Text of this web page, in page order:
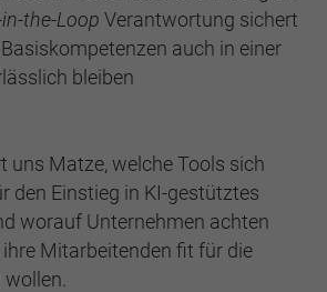
the-Loop Verantwortung sichert
auch in einer
bleiben
uns Matze, welche Tools sich
den Einstieg in KI-gestütztes
worauf Unternehmen achten
Mitarbeitenden fit für die